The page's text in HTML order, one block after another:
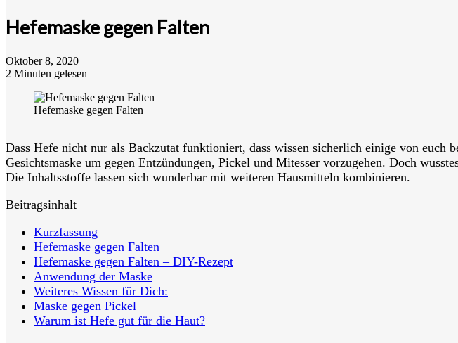
Hefemaske gegen Falten
Oktober 8, 2020
2 Minuten gelesen
Hefemaske gegen Falten
Dass Hefe nicht nur als Backzutat funktioniert, dass wissen sicherlich einige von euch
Gesichtsmaske um gegen Entzündungen, Pickel und Mitesser vorzugehen. Doch
Die Inhaltsstoffe lassen sich wunderbar mit weiteren Hausmitteln kombinieren.
Beitragsinhalt
Kurzfassung
Hefemaske gegen Falten
Hefemaske gegen Falten – DIY-Rezept
Anwendung der Maske
Weiteres Wissen für Dich:
Maske gegen Pickel
Warum ist Hefe gut für die Haut?